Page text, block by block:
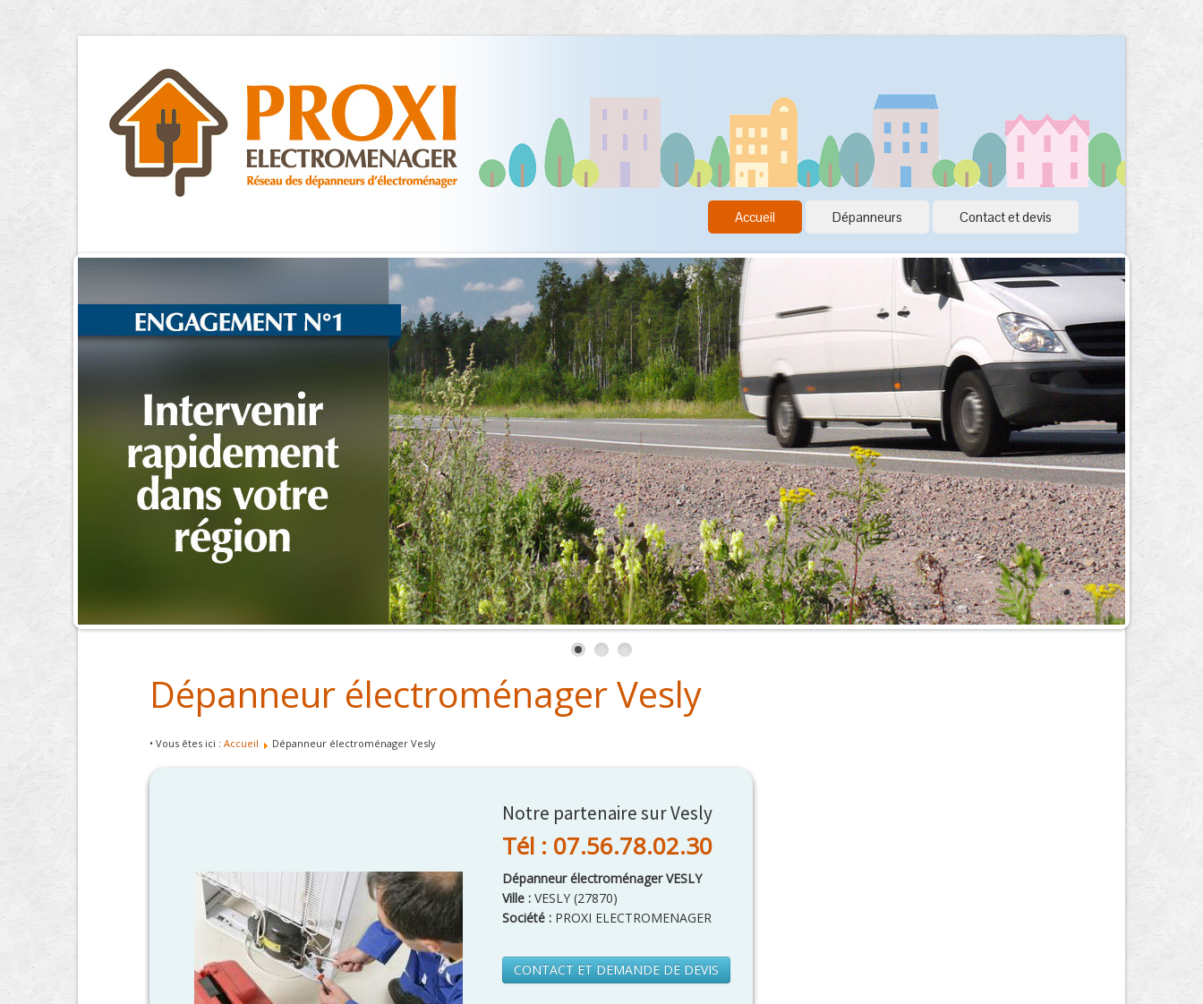
Accueil Dépanneurs Contact et devis
Dépanneur électroménager Vesly
• Vous êtes ici : Accueil Dépanneur électroménager Vesly
Notre partenaire sur Vesly
Tél : 07.56.78.02.30
Dépanneur électroménager VESLY
Ville : VESLY (27870)
Société : PROXI ELECTROMENAGER
CONTACT ET DEMANDE DE DEVIS